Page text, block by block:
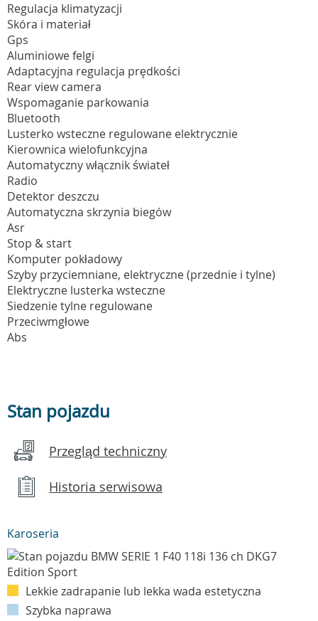
Regulacja klimatyzacji
Skóra i materiał
Gps
Aluminiowe felgi
Adaptacyjna regulacja prędkości
Rear view camera
Wspomaganie parkowania
Bluetooth
Lusterko wsteczne regulowane elektrycznie
Kierownica wielofunkcyjna
Automatyczny włącznik świateł
Radio
Detektor deszczu
Automatyczna skrzynia biegów
Asr
Stop & start
Komputer pokładowy
Szyby przyciemniane, elektryczne (przednie i tylne)
Elektryczne lusterka wsteczne
Siedzenie tylne regulowane
Przeciwmgłowe
Abs
Stan pojazdu
Przegląd techniczny
Historia serwisowa
Karoseria
Lekkie zadrapanie lub lekka wada estetyczna
Szybka naprawa